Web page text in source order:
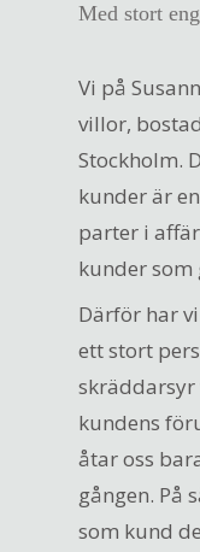
Med stort
Vi på
villor,
Stockholm.
kunder är
parter i
kunder som
Därför har
ett stort
kundens
åtar oss
gången. På
som kund